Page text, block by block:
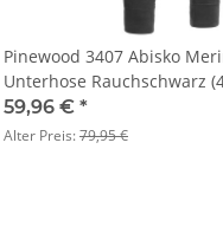
Pinewood 3407 Abisko
Unterhose Rauchschwarz
59,96 € *
Alter Preis:79,95 €